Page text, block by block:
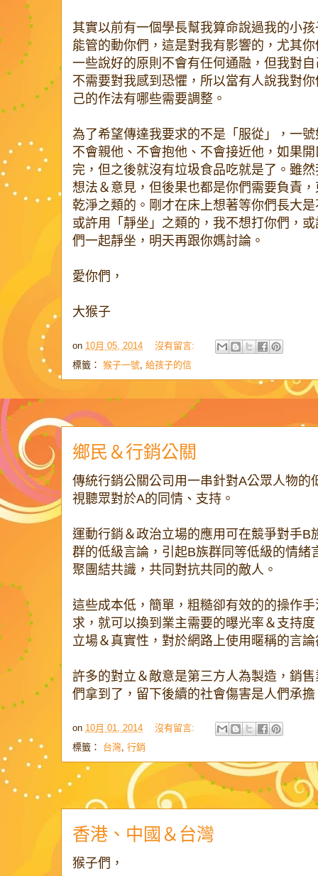
其實以前有一個學長幫我算命說過我的小
能管的動你們，這是對我有影響的，尤其
一些說好的原則不會有任何通融，但我對
不需要對我感到恐懼，所以當有人說我對
己的作法有哪些需要調整。
為了希望傳達我要求的不是「服從」，一
不會親他、不會抱他、不會接近他，如果
完，但之後就沒有垃圾食品吃就是了。雖
想法＆意見，但後果也都是你們需要負責
乾淨之類的。剛才在床上想著等你們長大
或許用「靜坐」之類的，我不想打你們，
們一起靜坐，明天再跟你媽討論。
愛你們，
大猴子
on 10月 05, 2014
沒有留言:
標籤： 猴子一號, 給孩子的信
鄉民＆行銷公關
傳統行銷公關公司用一串針對A公眾人物的
視聽眾對於A的同情、支持。
運動行銷＆政治立場的應用可在競爭對手B
群的低級言論，引起B族群同等低級的情緒
聚團結共識，共同對抗共同的敵人。
這些成本低，簡單，粗糙卻有效的的操作
求，就可以換到業主需要的曝光率＆支持
立場＆真實性，對於網路上使用暱稱的言
許多的對立＆敵意是第三方人為製造，銷
們拿到了，留下後續的社會傷害是人們承擔
on 10月 01, 2014
沒有留言:
標籤： 台灣, 行銷
香港、中國＆台灣
猴子們，